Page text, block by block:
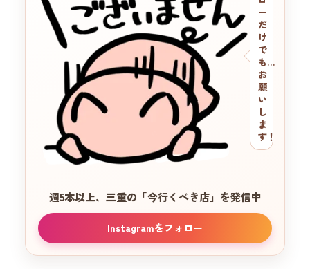
ー
だ
け
で
も…
お
願
い
し
ま
す！
週5本以上、三重の 「今行くべき店」を発信中
Instagramをフォロー